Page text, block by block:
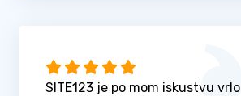
SITE123 je po mom iskustvu vrlo